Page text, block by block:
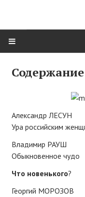
О нас пишут
О журнале
Презентация новых
Александр ЛЕСУН
Ура российским
Владимир РАУШ
Обыкновенное чудо
Что новенького?
Георгий МОРОЗОВ